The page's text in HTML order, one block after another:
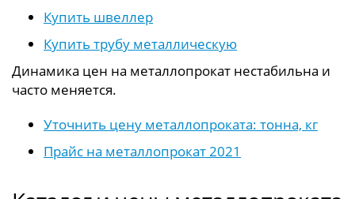
Купить швеллер
Купить трубу металлическую
Динамика цен на металлопрокат нестабильна и
часто меняется.
Уточнить цену металлопроката: тонна, кг
Прайс на металлопрокат 2021